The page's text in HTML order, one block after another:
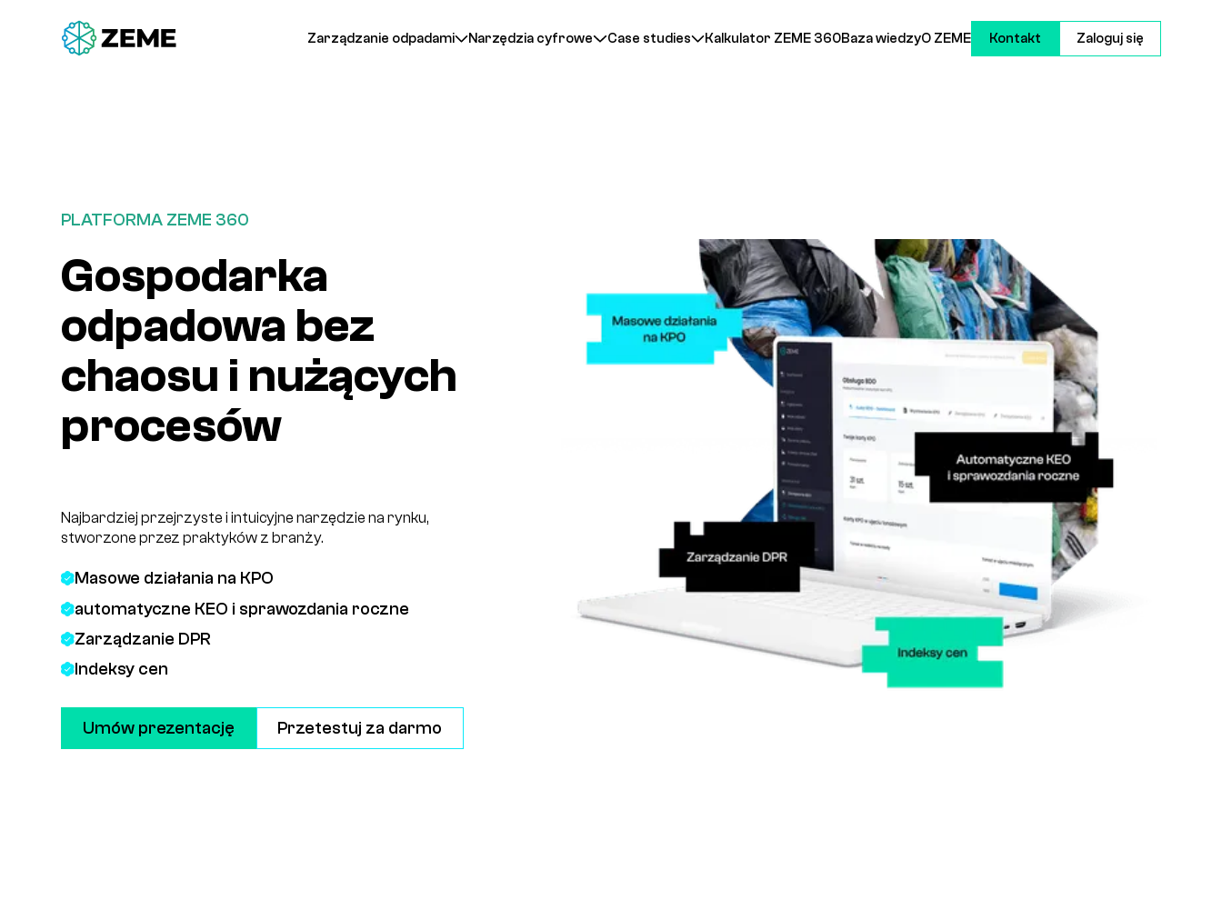
Zarządzanie odpadami Narzędzia cyfrowe Case studies Kalkulator ZEME 360Baza wiedzyO ZEME Kontakt Zaloguj się
PLATFORMA ZEME 360
Gospodarka
odpadowa bez
chaosu i nużących
procesów
Najbardziej przejrzyste i intuicyjne narzędzie na rynku,
stworzone przez praktyków z branży.
Masowe działania na KPO
automatyczne KEO i sprawozdania roczne
Zarządzanie DPR
Indeksy cen
Umów prezentację Przetestuj za darmo